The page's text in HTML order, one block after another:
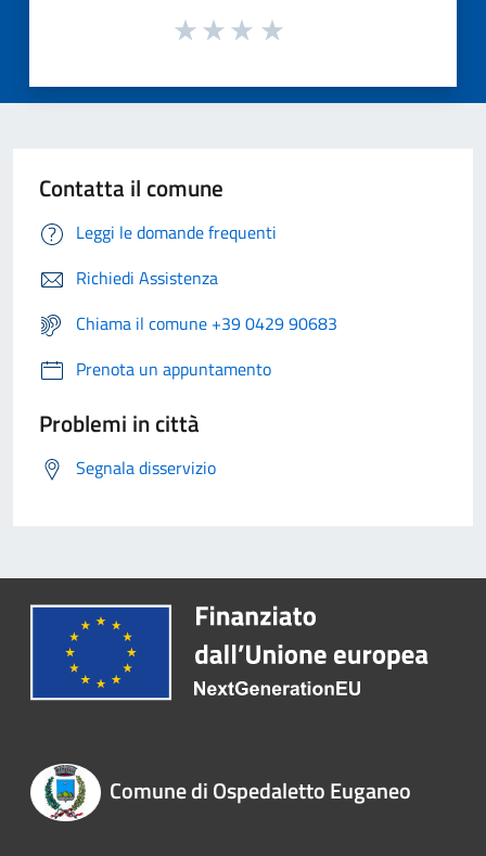
Contatta il comune
Leggi le domande frequenti
Richiedi Assistenza
Chiama il comune +39 0429 90683
Prenota un appuntamento
Problemi in città
Segnala disservizio
Comune di Ospedaletto Euganeo